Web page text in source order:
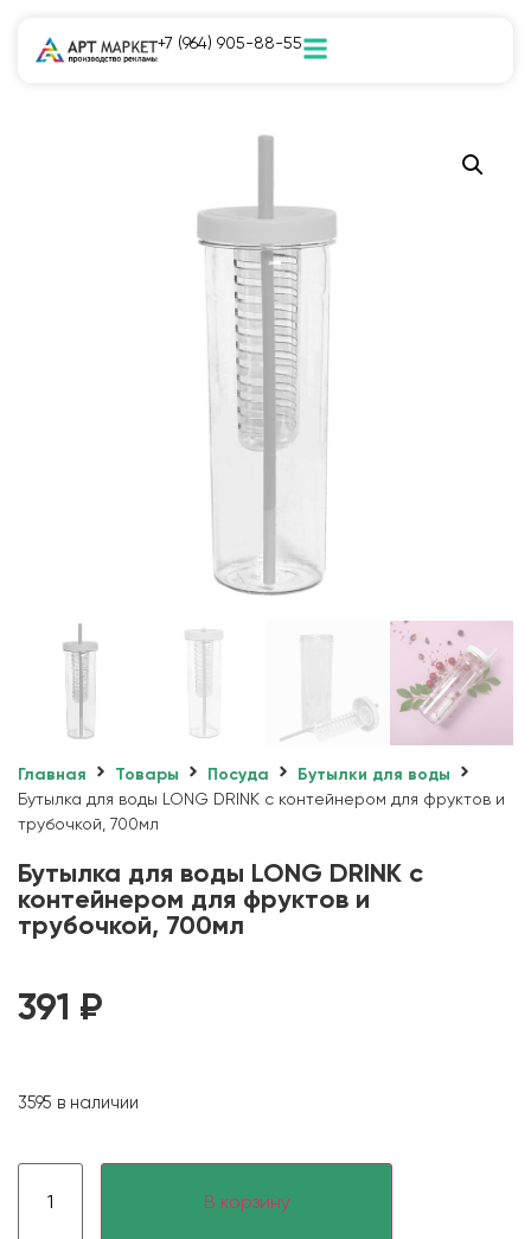
+7 (964) 905-88-55
Главная Товары Посуда
Бутылки для воды
Бутылка для воды LONG DRINK с контейнером для фруктов и
трубочкой, 700мл
Бутылка для воды LONG DRINK с
контейнером для фруктов и
трубочкой, 700мл
391 ₽
3595 в наличии
В корзину